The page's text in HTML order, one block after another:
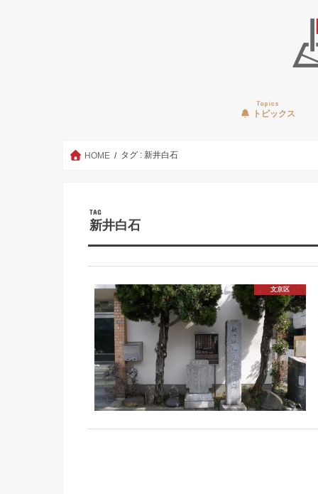
Topics
トピックス
HOME タグ : 新井白石
TAG
新井白石
文京区